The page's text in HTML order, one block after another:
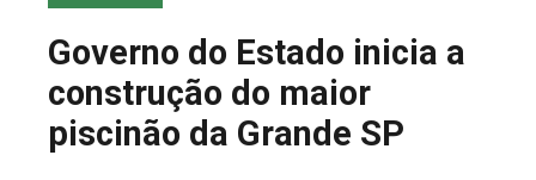
FALE CONOSCO
Governo do Estado inicia a
construção do maior
piscinão da Grande SP